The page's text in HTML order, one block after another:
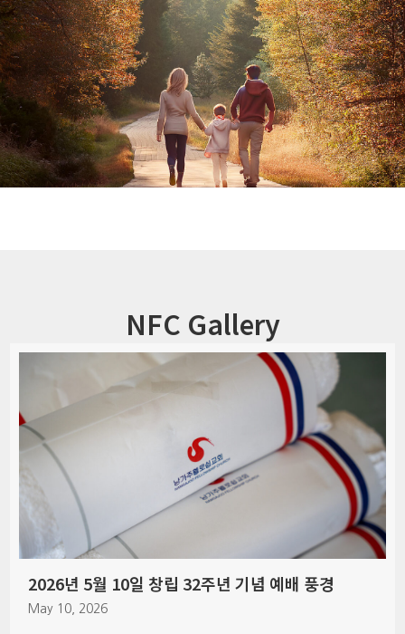
NFC Gallery
2026년 5월 10일 창립 32주년 기념 예배 풍경
May 10, 2026